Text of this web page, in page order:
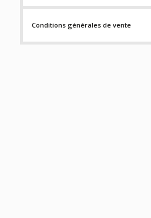
Conditions générales de vente